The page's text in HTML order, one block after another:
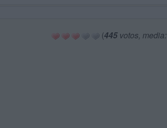
(445votos, media: